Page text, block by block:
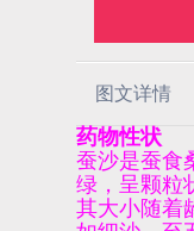
图文详情
药物性状
蚕沙是蚕食
绿，呈颗粒
其大小随着